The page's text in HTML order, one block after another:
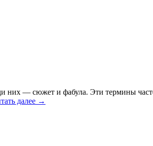
них — сюжет и фабула. Эти термины
далее →